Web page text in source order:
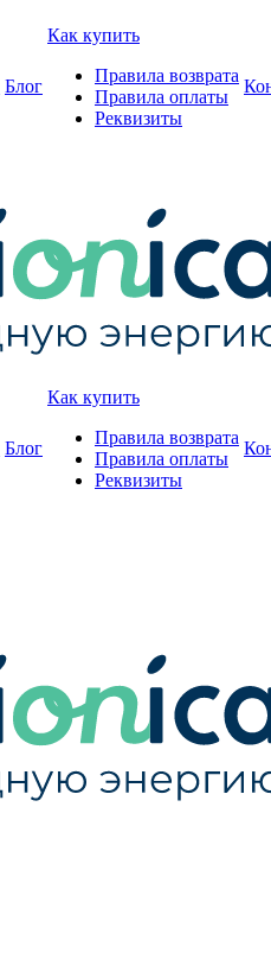
Блог
Как купить
Правила возврата
Правила оплаты
Реквизиты
Блог
Как купить
Правила возврата
Правила оплаты
Реквизиты